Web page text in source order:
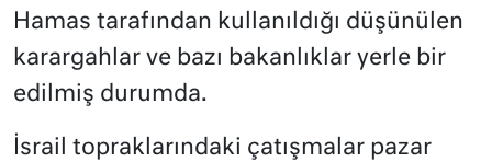
Hamas tarafından kullanıldığı düşünülen
karargahlar ve bazı bakanlıklar yerle bir
edilmiş durumda.
İsrail topraklarındaki çatışmalar pazar